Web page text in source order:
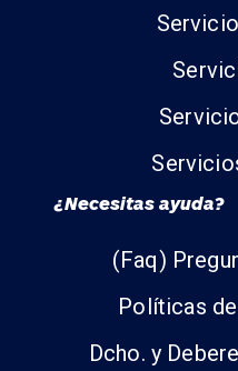
¿Necesitas ayuda?
(Faq)
Políticas
Dcho. y